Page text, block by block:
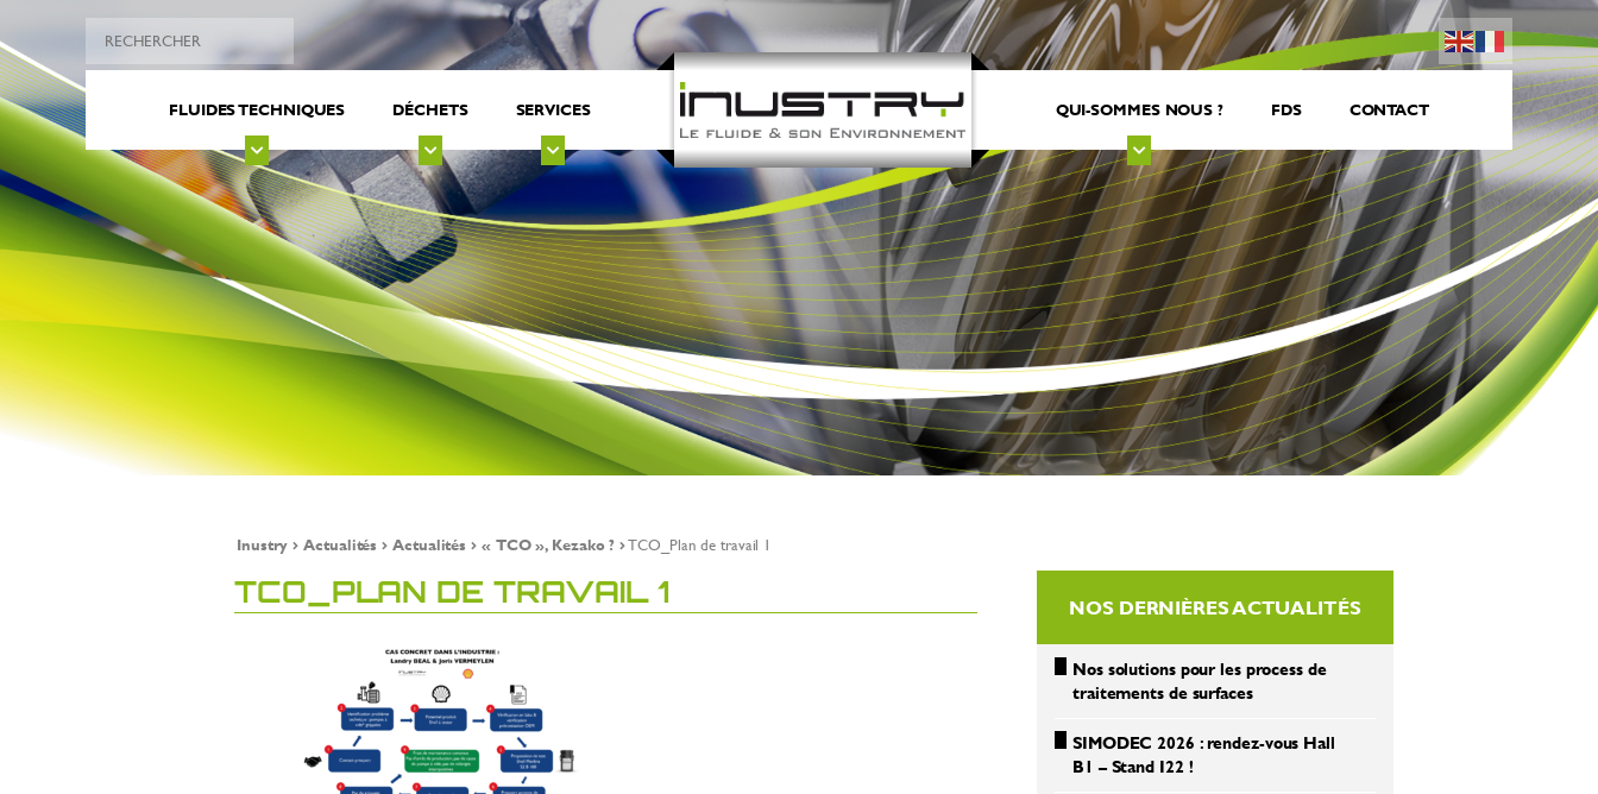
FLUIDES TECHNIQUES DÉCHETS SERVICES QUI-SOMMES NOUS ? FDS CONTACT
Inustry Actualités Actualités « TCO », Kezako ? TCO_Plan de travail 1
TCO_PLAN DE TRAVAIL 1 NOS DERNIÈRES ACTUALITÉS
Nos solutions pour les process de
traitements de surfaces
SIMODEC 2026 : rendez-vous Hall
B1 – Stand I22 !